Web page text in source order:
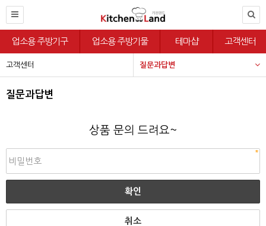
업소용 주방기구 업소용 주방기물 테마샵 고객센터
고객센터 질문과답변
질문과답변
상품 문의 드려요~
취소